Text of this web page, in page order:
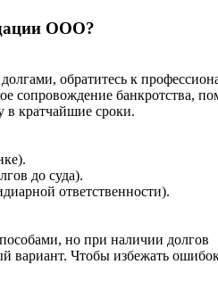
ООО?
обратитесь к
сопровождение банкротства,
в кратчайшие сроки.
до суда).
ответственности).
но при наличии долгов
вариант. Чтобы избежать